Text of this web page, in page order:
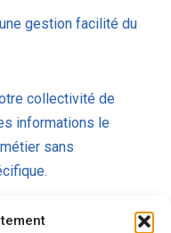
gestion facilité du
collectivité de
informations le
sans